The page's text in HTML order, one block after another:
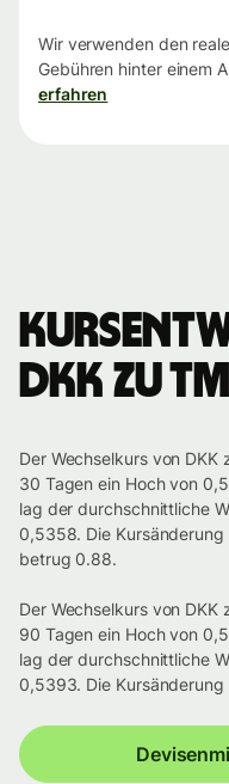
Wir verwenden den
Gebühren hinter einem
erfahren
DKK zu
Der Wechselkurs von
30 Tagen ein Hoch von
lag der durchschnittliche
0,5358. Die
betrug 0.88.
Der Wechselkurs von
90 Tagen ein Hoch von
lag der durchschnittliche
0,5393. Die